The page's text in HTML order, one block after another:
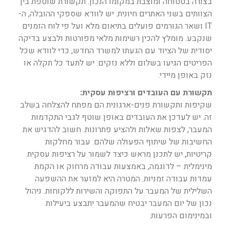
הצוותים בשני האתרים חיונית. יש לוודא שספקי ההובלה, ה-
IT ושאר הגורמים פועלים בתיאום מלא ועל פי לוח הזמנים
שנקבע. מומלץ להכין רשימות מלאי מפורטות ולבצע בדיקה
יסודית של הציוד עם הגעתו למשרד החדש, כדי לוודא שכל
הפריטים הגיעו בשלום וללא נזקים. יש לתעד כל תקלה או
נזק באופן מיידי.
תקשורת עם העובדים ורציפות עסקית:
שקיפות ותקשורת פנים-ארגונית הם מפתח להצלחה בשלב
זה. יש לעדכן את העובדים באופן שוטף לגבי התקדמות
המעבר, לצפות שאלות ולהציע פתרונות. חשוב להדגיש את
החשיבות של שיתוף הפעולה שלהם. עבור מחלקות
קריטיות, יש לתכנן מראש כיצד לשמור על רציפות עסקית
מינימלית – לדוגמה, באמצעות עבודה מרחוק או הקמת
עמדות עבודה זמניות. המטרה היא למזער את ההשפעה
השלילית של המעבר על התפוקה והשירות ללקוחות. ניהול
נכון של יום המעבר יבטיח שהמעבר יתבצע ביעילות
ובמינימום הפרעות.